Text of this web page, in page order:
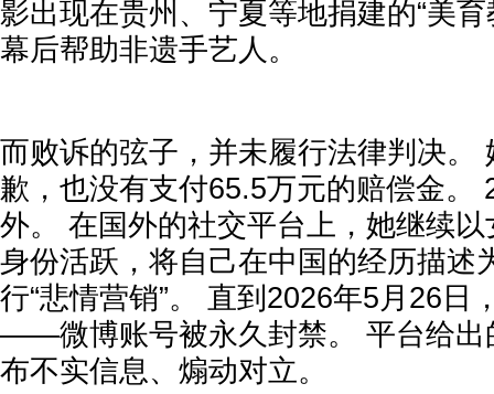
影出现在贵州、宁夏等地捐建的“美
幕后帮助非遗手艺人。
而败诉的弦子，并未履行法律判决。
歉，也没有支付65.5万元的赔偿金。
外。 在国外的社交平台上，她继续
身份活跃，将自己在中国的经历描述
行“悲情营销”。 直到2026年5月26日
——微博账号被永久封禁。 平台给出
布不实信息、煽动对立。